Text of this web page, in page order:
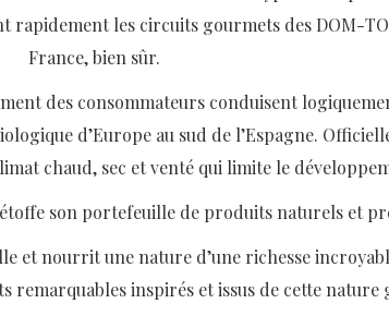
rapidement les circuits gourmets des DOM-
France, bien sûr.
des consommateurs conduisent
d’Europe au sud de l’Espagne.
chaud, sec et venté qui limite le
son portefeuille de produits naturels et
et nourrit une nature d’une richesse
remarquables inspirés et issus de cette nature